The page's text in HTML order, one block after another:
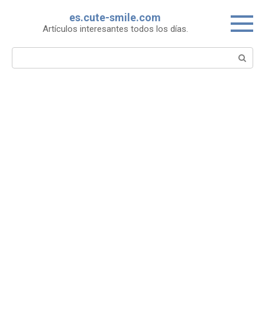
es.cute-smile.com
Artículos interesantes todos los días.
Search: